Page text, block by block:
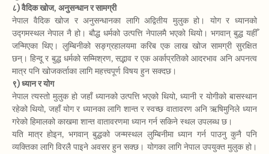
८) वैदिक खोज, अनुसन्धान र सामग्री
नेपाल वैदिक खोज र अनुसन्धानका लागि अद्वितीय मुलुक हो। योग र ध्यानको
उद्गमस्थल नेपाल नै हो। बौद्ध धर्मको उत्पत्ति नेपालमै भएको थियो। भगवान् बुद्ध यहीँ
जन्मिएका थिए। लुम्बिनीको सङ्ग्रहालयमा करिब एक लाख खोज सामग्री सुरक्षित
छन्। हिन्दू र बुद्ध धर्मको सम्मिश्रण, सद्भाव र एक अर्काप्रतिको आदरभाव अनि अपनत्व
मात्र पनि खोजकर्ताका लागि महत्त्वपूर्ण विषय हुन सक्दछ।
९) ध्यान र योग
नेपाल त्यस्तो मुलुक हो जहाँ ध्यानको उत्पत्ति भएको थियो, ध्यानी र योगीको बासस्थान
रहेको थियो, जहाँ योग र ध्यानका लागि शान्त र स्वच्छ वातावरण अनि ऋषिमुनिले ध्यान
गरेको हिमालको काखमा शान्त वातावरणमा ध्यान गर्न सकिने स्थल उपलब्ध छ।
यति मात्र होइन, भगवान् बुद्धको जन्मस्थल लुम्बिनीमा ध्यान गर्न पाउनु कुनै पनि
व्यक्तिका लागि विरलै पाइने अवसर हुन सक्छ। योगका लागि नेपाल उपयुक्त मुलुक हो।